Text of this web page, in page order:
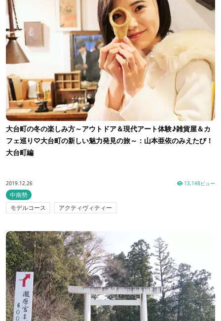
大台町の冬の楽しみ方～アウトドア＆現代アート体験♪雑貨屋＆カ
フェ巡り♡大台町の新しい魅力発見の旅～：山本亜依のみえたび！
大台町編
2019.12.26 13,148ビュー
中南勢
モデルコース
アクティヴィティー